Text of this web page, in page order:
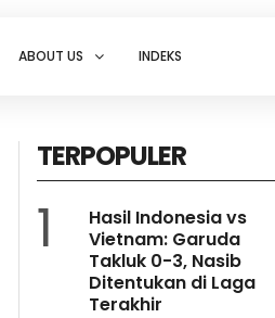
ABOUT US INDEKS
TERPOPULER
1
Hasil Indonesia vs
Vietnam: Garuda
Takluk 0-3, Nasib
Ditentukan di Laga
Terakhir